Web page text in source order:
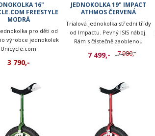
16"
FREESTYLE
MODRÁ
pro děti od
výrobce jednokolek
Unicycle.com
3 790,-
JEDNOKOLKA 19" IMPACT
ATHMOS ČERVENÁ
Trialová jednokolka střední třídy
od Impactu. Pevný ISIS náboj.
Rám s částečně zaoblenou
korunkou.
7 499,- 7 980,-